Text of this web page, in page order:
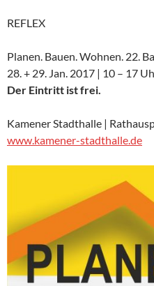
REFLEX
Planen. Bauen. Wohnen. 22.
28. + 29. Jan. 2017 | 10 – 17
Der Eintritt ist frei.
Kamener Stadthalle |
www.kamener-stadthalle.de